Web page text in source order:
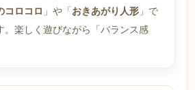
コロコロ 」や「おきあがり人形 」で
。楽しく遊びながら「バランス感